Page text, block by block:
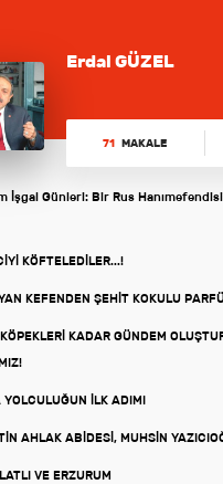
Erdal GÜZEL
71 MAKALE
İşgal Günleri: Bir Rus
KÖFTELEDİLER...!
KEFENDEN ŞEHİT KOKULU
KADAR GÜNDEM
YOLCULUĞUN İLK ADIMI
AHLAK ABİDESİ, MUHSİN
VE ERZURUM